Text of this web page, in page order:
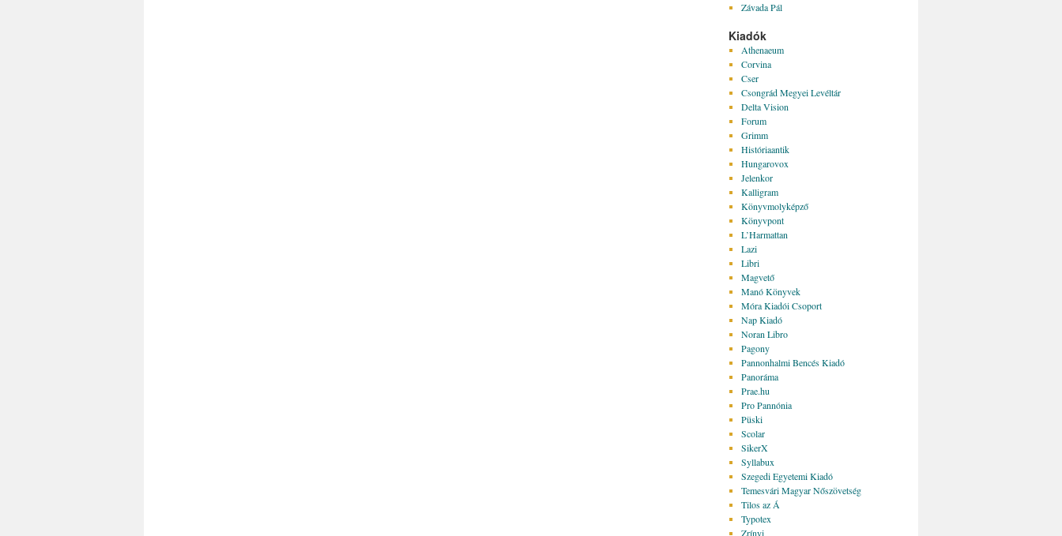
Závada Pál
Kiadók
Athenaeum
Corvina
Cser
Csongrád Megyei Levéltár
Delta Vision
Forum
Grimm
Históriaantik
Hungarovox
Jelenkor
Kalligram
Könyvmolyképző
Könyvpont
L’Harmattan
Lazi
Libri
Magvető
Manó Könyvek
Móra Kiadói Csoport
Nap Kiadó
Noran Libro
Pagony
Pannonhalmi Bencés Kiadó
Panoráma
Prae.hu
Pro Pannónia
Püski
Scolar
SikerX
Syllabux
Szegedi Egyetemi Kiadó
Temesvári Magyar Nőszövetség
Tilos az Á
Typotex
Zrínyi